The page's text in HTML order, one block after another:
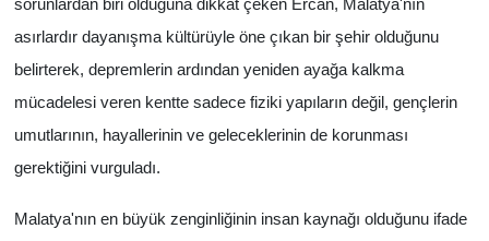
sorunlardan biri olduğuna dikkat çeken Ercan, Malatya'nın
asırlardır dayanışma kültürüyle öne çıkan bir şehir olduğunu
belirterek, depremlerin ardından yeniden ayağa kalkma
mücadelesi veren kentte sadece fiziki yapıların değil, gençlerin
umutlarının, hayallerinin ve geleceklerinin de korunması
gerektiğini vurguladı.
Malatya'nın en büyük zenginliğinin insan kaynağı olduğunu ifade